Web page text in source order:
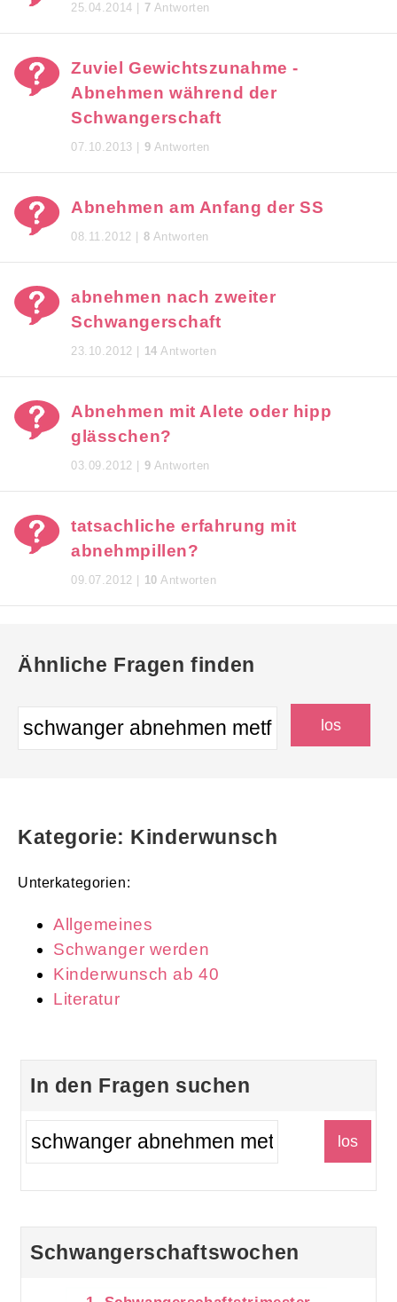
25.04.2014 | 7 Antworten
Zuviel Gewichtszunahme -
Abnehmen während der
Schwangerschaft
07.10.2013 | 9 Antworten
Abnehmen am Anfang der SS
08.11.2012 | 8 Antworten
abnehmen nach zweiter
Schwangerschaft
23.10.2012 | 14 Antworten
Abnehmen mit Alete oder hipp
glässchen?
03.09.2012 | 9 Antworten
tatsachliche erfahrung mit
abnehmpillen?
09.07.2012 | 10 Antworten
Ähnliche Fragen finden
Kategorie: Kinderwunsch
Unterkategorien:
Allgemeines
Schwanger werden
Kinderwunsch ab 40
Literatur
In den Fragen suchen
Schwangerschaftswochen